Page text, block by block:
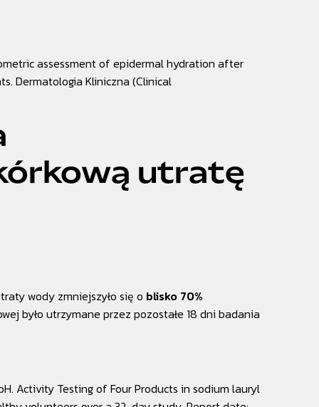
assessment of epidermal hydration after
Dermatologia Kliniczna (Clinical
utratę
wody zmniejszyło się o blisko 70%
było utrzymane przez pozostałe 18 dni badania
Activity Testing of Four Products in sodium lauryl